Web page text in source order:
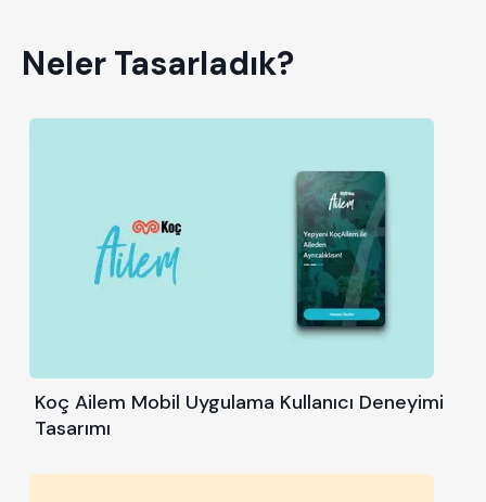
Neler Tasarladık?
Koç Ailem Mobil Uygulama Kullanıcı Deneyimi
Tasarımı